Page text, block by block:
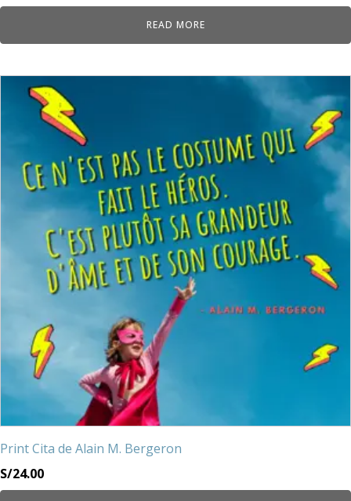
READ MORE
Print Cita de Alain M. Bergeron
S/24.00